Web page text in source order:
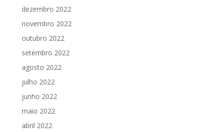
dezembro 2022
novembro 2022
outubro 2022
setembro 2022
agosto 2022
julho 2022
junho 2022
maio 2022
abril 2022